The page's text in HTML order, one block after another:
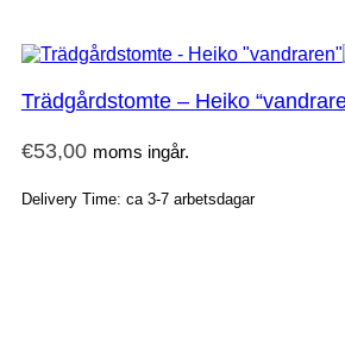
Trädgårdstomte – Heiko
€53,00 moms ingår.
Delivery Time: ca 3-7 arbetsdagar